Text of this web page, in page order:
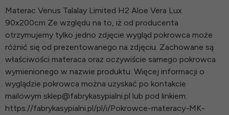
Materac Venus Talalay Limited H2 Aloe Vera Lux
90x200cm Ze względu na to, iż od producenta
otrzymujemy tylko jedno zdjęcie wygląd pokrowca może
różnić się od prezentowanego na zdjęciu. Zachowane są
właściwości materaca oraz oczywiście samego pokrowca
wymienionego w nazwie produktu. Więcej informacji o
wyglądzie pokrowca można uzyskać po kontakcie
mailowym sklep@fabrykasypialni.pl lub pod linkiem:
https://fabrykasypialni.pl/pl/i/Pokrowce-materacy-MK-